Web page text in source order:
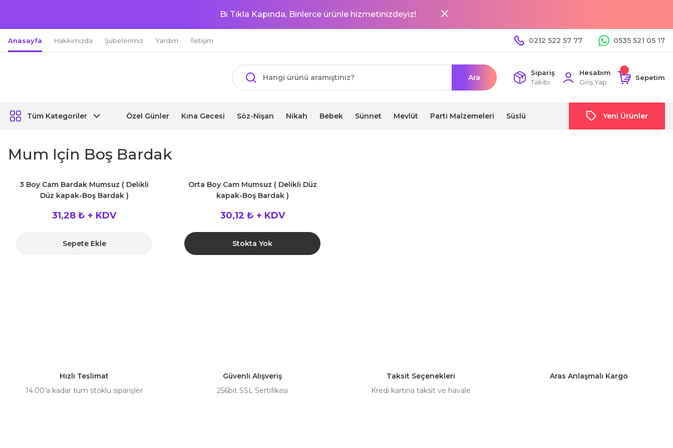
Bi Tıkla Kapında, Binlerce ürünle hizmetinizdeyiz!
Anasayfa Hakkımızda Şubelerimiz Yardım İletişim 0212 522 57 77 0535 521 05 17
Ara
Sipariş
Takibi
Hesabım
Giriş Yap
Sepetim
Tüm Kategoriler Özel Günler Kına Gecesi Söz-Nişan Nikah Bebek Sünnet Mevlüt Parti Malzemeleri Süslü Yeni Ürünler
Mum Için Boş Bardak
3 Boy Cam Bardak Mumsuz ( Delikli
Düz kapak-Boş Bardak )
31,28 ₺ + KDV
Sepete Ekle
Orta Boy Cam Mumsuz ( Delikli Düz
kapak-Boş Bardak )
30,12 ₺ + KDV
Stokta Yok
Hızlı Teslimat
14:00’a kadar tüm stoklu siparişler
Güvenli Alışveriş
256bit SSL Sertifikası
Taksit Seçenekleri
Kredi kartına taksit ve havale
Aras Anlaşmalı Kargo